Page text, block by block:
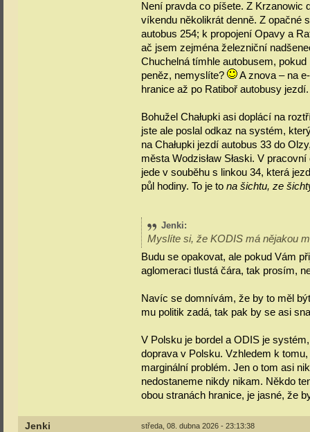
Není pravda co píšete. Z Krzanowic
víkendu několikrát denně. Z opačné
autobus 254; k propojení Opavy a
ač jsem zejména železniční
Chuchelná tímhle autobusem,
peněz, nemyslíte?
A znova – na
hranice až po Ratiboř autobusy jezdí.
Bohužel Chałupki asi doplácí na
jste ale poslal odkaz na systém,
na Chałupki jezdí autobus 33 do
města Wodzisław Słaski. V
jede v souběhu s linkou 34, která
půl hodiny. To je to na šichtu, ze
Jenki:
Myslíte si, že KODIS má nějakou
Budu se opakovat, ale pokud Vám
aglomeraci tlustá čára, tak prosím,
Navíc se domnívám, že by to měl
mu politik zadá, tak pak by se asi
V Polsku je bordel a ODIS je
doprava v Polsku. Vzhledem k
marginální problém. Jen o tom asi
nedostaneme nikdy nikam. Někdo
obou stranách hranice, je jasné, že
Jenki středa, 08. dubna 2026 - 23:13:38